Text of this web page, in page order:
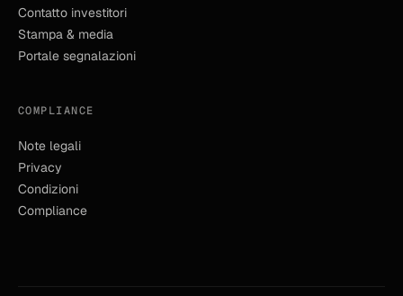
Contatto investitori
Stampa & media
Portale segnalazioni
COMPLIANCE
Note legali
Privacy
Condizioni
Compliance